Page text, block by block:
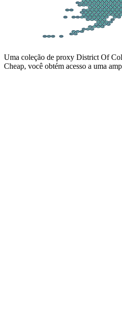
Uma coleção de proxy District Of
Cheap, você obtém acesso a uma